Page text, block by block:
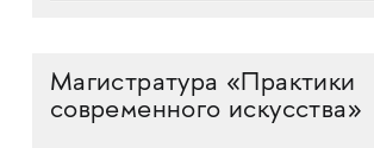
Магистратура «Практики
современного искусства»